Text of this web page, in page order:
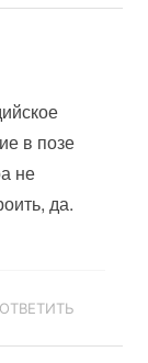
в позе
не
да.
ОТВЕТИТЬ